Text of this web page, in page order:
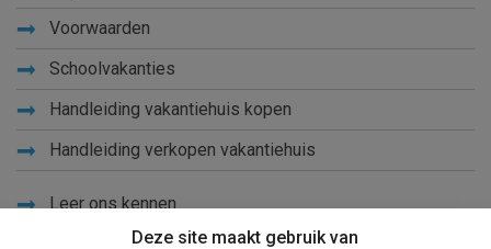
Deze site maakt gebruik van
Voorwaarden
Schoolvakanties
Handleiding vakantiehuis kopen
Handleiding verkopen vakantiehuis
Leer ons kennen